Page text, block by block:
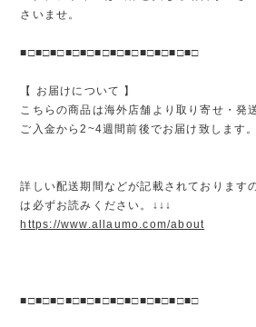
さいませ。
■□■□■□■□■□■□■□■□■□■□■□■□
【 お届けについて 】
こちらの商品は海外店舗より取り寄せ・発
ご入金から2~4週間前後でお届け致します。
詳しい配送期間などが記載されております
は必ずお読みください。↓↓↓
https://www.allaumo.com/about
■□■□■□■□■□■□■□■□■□■□■□■□